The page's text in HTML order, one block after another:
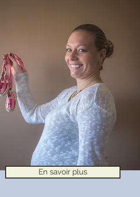
En savoir plus